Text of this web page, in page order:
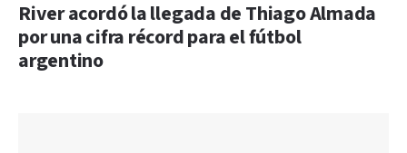
River acordó la llegada de Thiago Almada
por una cifra récord para el fútbol
argentino